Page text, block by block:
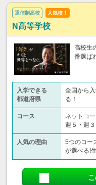
通信制高校 人気校！
N高等学校
高校生
番選ば
入学できる
都道府県
全国から
る！
コース
ネットコー
週５・週
人気の理由
5つのコー
が選べる!